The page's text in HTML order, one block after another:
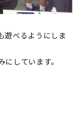
遊べるようにしま
しています。